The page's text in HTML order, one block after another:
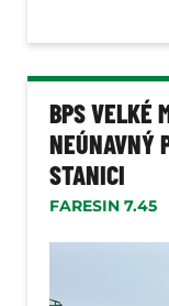
BPS VELKÉ
NEÚNAVNÝ
STANICI
FARESIN 7.45